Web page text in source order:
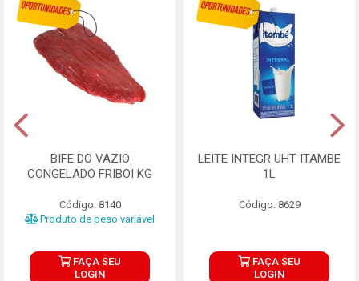
BIFE DO VAZIO
CONGELADO FRIBOI KG
Código: 8140
Produto de peso variável
FAÇA SEU
LOGIN
LEITE INTEGR UHT ITAMBE
1L
Código: 8629
FAÇA SEU
LOGIN